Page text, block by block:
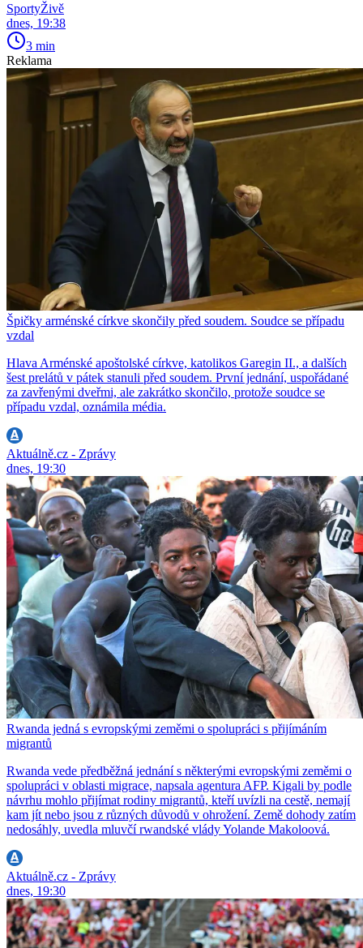
SportyŽivě
dnes, 19:38
3 min
Reklama
Špičky arménské církve skončily před soudem. Soudce se případu
vzdal
Hlava Arménské apoštolské církve, katolikos Garegin II., a dalších
šest prelátů v pátek stanuli před soudem. První jednání, uspořádané
za zavřenými dveřmi, ale zakrátko skončilo, protože soudce se
případu vzdal, oznámila média.
Aktuálně.cz - Zprávy
dnes, 19:30
Rwanda jedná s evropskými zeměmi o spolupráci s přijímáním
migrantů
Rwanda vede předběžná jednání s některými evropskými zeměmi o
spolupráci v oblasti migrace, napsala agentura AFP. Kigali by podle
návrhu mohlo přijímat rodiny migrantů, kteří uvízli na cestě, nemají
kam jít nebo jsou z různých důvodů v ohrožení. Země dohody zatím
nedosáhly, uvedla mluvčí rwandské vlády Yolande Makoloová.
Aktuálně.cz - Zprávy
dnes, 19:30